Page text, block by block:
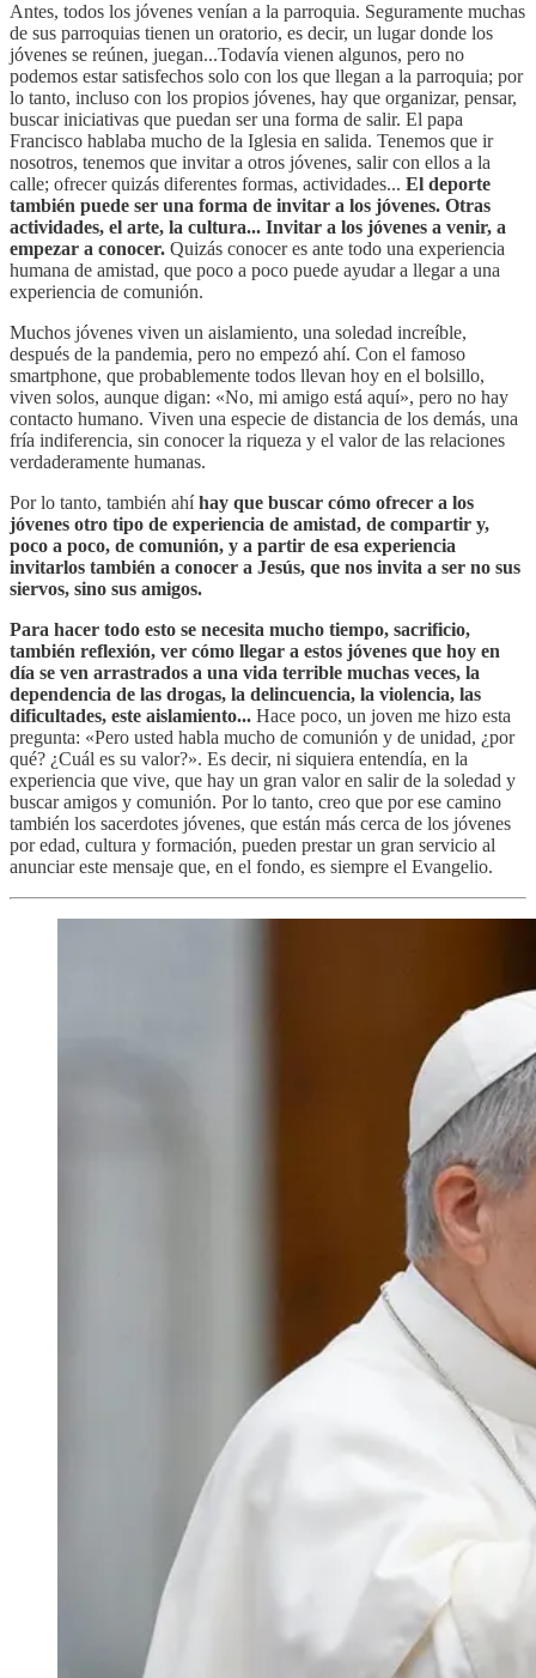
Antes, todos los jóvenes venían a la parroquia. Seguramente muchas
de sus parroquias tienen un oratorio, es decir, un lugar donde los
jóvenes se reúnen, juegan...Todavía vienen algunos, pero no
podemos estar satisfechos solo con los que llegan a la parroquia; por
lo tanto, incluso con los propios jóvenes, hay que organizar, pensar,
buscar iniciativas que puedan ser una forma de salir. El papa
Francisco hablaba mucho de la Iglesia en salida. Tenemos que ir
nosotros, tenemos que invitar a otros jóvenes, salir con ellos a la
calle; ofrecer quizás diferentes formas, actividades... El deporte
también puede ser una forma de invitar a los jóvenes. Otras
actividades, el arte, la cultura... Invitar a los jóvenes a venir, a
empezar a conocer. Quizás conocer es ante todo una experiencia
humana de amistad, que poco a poco puede ayudar a llegar a una
experiencia de comunión.
Muchos jóvenes viven un aislamiento, una soledad increíble,
después de la pandemia, pero no empezó ahí. Con el famoso
smartphone, que probablemente todos llevan hoy en el bolsillo,
viven solos, aunque digan: «No, mi amigo está aquí», pero no hay
contacto humano. Viven una especie de distancia de los demás, una
fría indiferencia, sin conocer la riqueza y el valor de las relaciones
verdaderamente humanas.
Por lo tanto, también ahíhay que buscar cómo ofrecer a los
jóvenes otro tipo de experiencia de amistad, de compartir y,
poco a poco, de comunión, y a partir de esa experiencia
invitarlos también a conocer a Jesús, que nos invita a ser no sus
siervos, sino sus amigos.
Para hacer todo esto se necesita mucho tiempo, sacrificio,
también reflexión, ver cómo llegar a estos jóvenes que hoy en
día se ven arrastrados a una vida terrible muchas veces, la
dependencia de las drogas, la delincuencia, la violencia, las
dificultades, este aislamiento... Hace poco, un joven me hizo esta
pregunta: «Pero usted habla mucho de comunión y de unidad, ¿por
qué? ¿Cuál es su valor?». Es decir, ni siquiera entendía, en la
experiencia que vive, que hay un gran valor en salir de la soledad y
buscar amigos y comunión. Por lo tanto, creo que por ese camino
también los sacerdotes jóvenes, que están más cerca de los jóvenes
por edad, cultura y formación, pueden prestar un gran servicio al
anunciar este mensaje que, en el fondo, es siempre el Evangelio.